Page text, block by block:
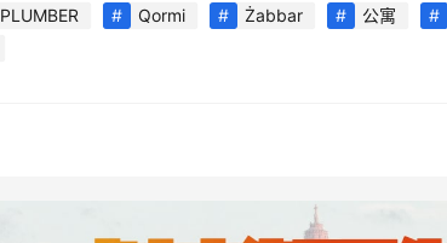
PLUMBER Qormi Żabbar 公寓